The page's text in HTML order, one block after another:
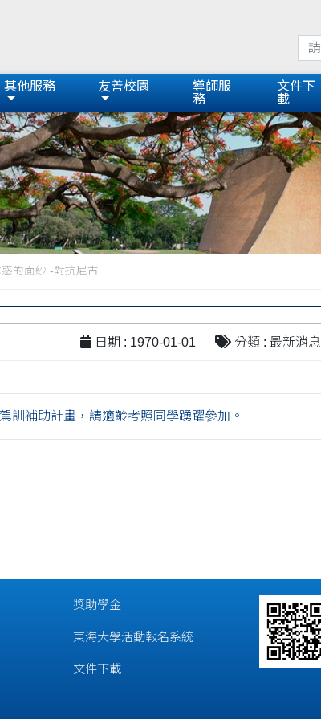
其他服務 友善校園
導師服
務
文件下
載
的面紗 -對抗尼古....
日期 : 1970-01-01 分類 : 最新消息
訓補助計畫，請適齡考照同學踴躍參加。
獎助學金
東海大學活動報名系統
文件下載